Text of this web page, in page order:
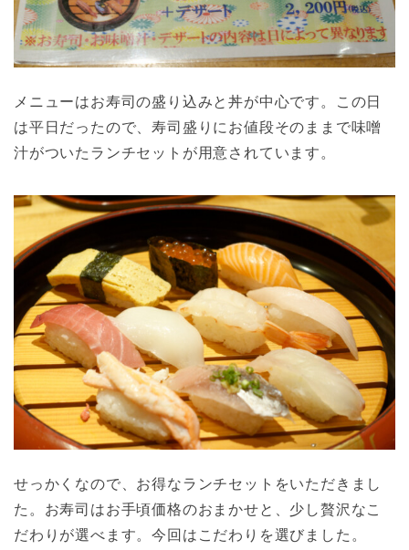
メニューはお寿司の盛り込みと丼が中心です。この日
は平日だったので、寿司盛りにお値段そのままで味噌
汁がついたランチセットが用意されています。
せっかくなので、お得なランチセットをいただきまし
た。お寿司はお手頃価格のおまかせと、少し贅沢なこ
だわりが選べます。今回はこだわりを選びました。